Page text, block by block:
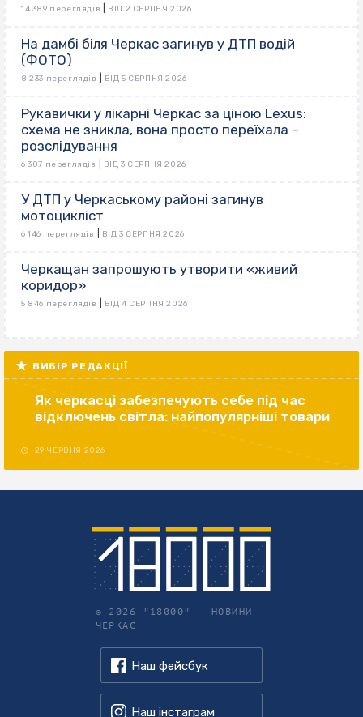
14 389 переглядів ВІД 2 СЕРПНЯ 2026
На дамбі біля Черкас загинув у ДТП водій
(ФОТО)
8 233 переглядів ВІД 5 СЕРПНЯ 2026
Рукавички у лікарні Черкас за ціною Lexus:
схема не зникла, вона просто переїхала –
розслідування
6 307 переглядів ВІД 3 СЕРПНЯ 2026
У ДТП у Черкаському районі загинув
мотоцикліст
6 146 переглядів ВІД 3 СЕРПНЯ 2026
Черкащан запрошують утворити «живий
коридор»
5 846 переглядів ВІД 4 СЕРПНЯ 2026
ВИБІР РЕДАКЦІЇ
Як черкасці забезпечують себе під час
відключень світла: найпопулярніші товари
29 ЧЕРВНЯ 2026
© 2026 "18000" – НОВИНИ
ЧЕРКАС
Наш фейсбук
Наш інстаграм